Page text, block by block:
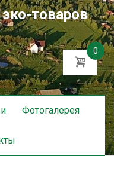
товаров
0
Фотогалерея